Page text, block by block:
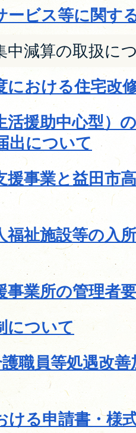
ービス等に関す
中減算の取扱に
における住宅改
活援助中心型）
出について
援事業と益田市
福祉施設等の入
事業所の管理者
について
職員等処遇改
ける申請書・様